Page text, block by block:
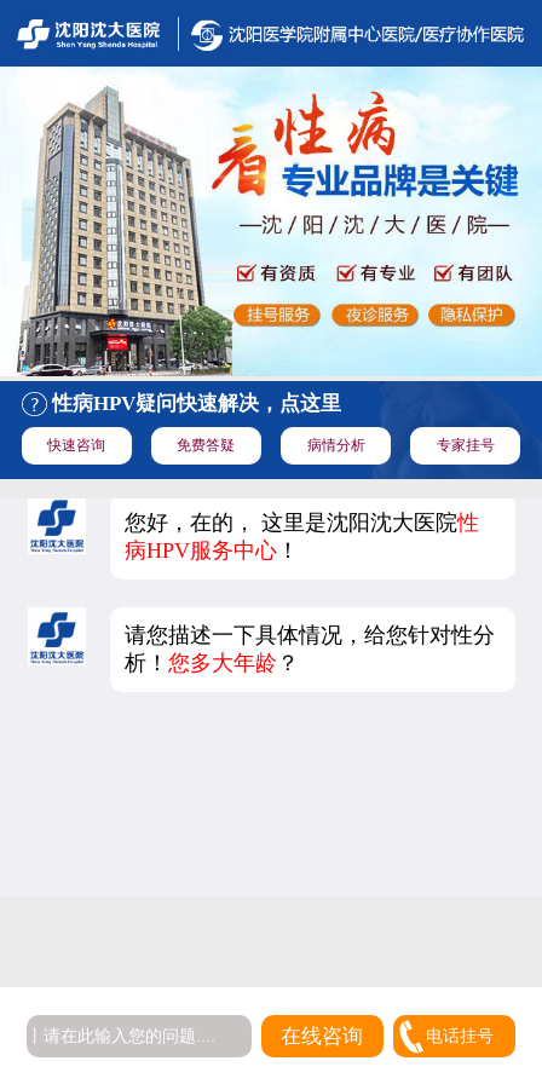
性病HPV疑问快速解决，点这里
快速咨询 免费答疑 病情分析 专家挂号
您好，在的， 这里是沈阳沈大医院性
病HPV服务中心 ！
请您描述一下具体情况，给您针对性分
析！您多大年龄 ？
在线咨询 电话挂号